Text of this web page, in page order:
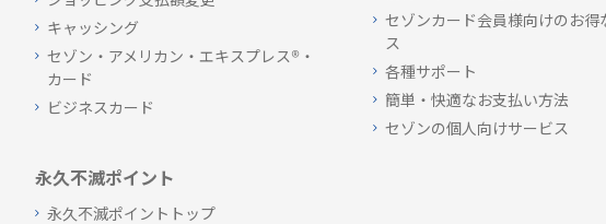
キャッシング
セゾン・アメリカン・エキスプレス®・
カード
ビジネスカード
永久不滅ポイント
永久不滅ポイントトップ
セゾンカード会員様向けのお得
ス
各種サポート
簡単・快適なお支払い方法
セゾンの個人向けサービス